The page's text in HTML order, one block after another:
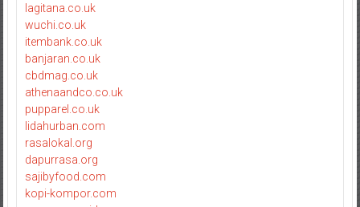
lagitana.co.uk
wuchi.co.uk
itembank.co.uk
banjaran.co.uk
cbdmag.co.uk
athenaandco.co.uk
pupparel.co.uk
lidahurban.com
rasalokal.org
dapurrasa.org
sajibyfood.com
kopi-kompor.com